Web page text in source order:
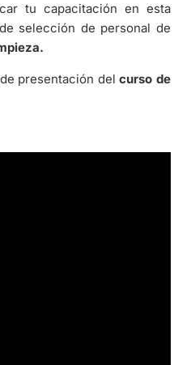
tu capacitación en esta
selección de personal de
presentación delcurso de